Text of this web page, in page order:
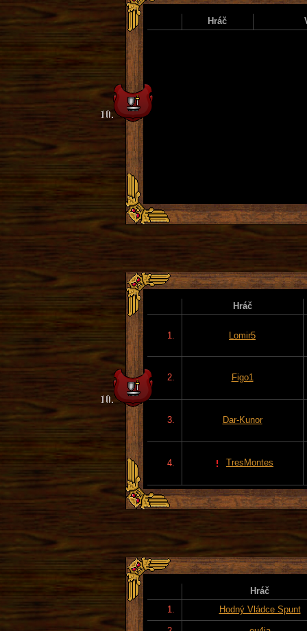
Hráč
Hráč
1. Lomir5
2. Figo1
3. Dar-Kunor
4. TresMontes
Hráč
1.
Hodný Vládce Spunt